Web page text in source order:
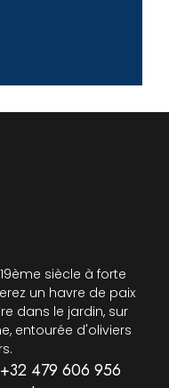
siècle à forte
un havre de paix
dans le jardin, sur
entourée d'oliviers
+32 479 606 956